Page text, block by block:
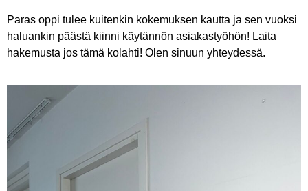
Paras oppi tulee kuitenkin kokemuksen kautta ja sen vuoksi
haluankin päästä kiinni käytännön asiakastyöhön! Laita
hakemusta jos tämä kolahti! Olen sinuun yhteydessä.